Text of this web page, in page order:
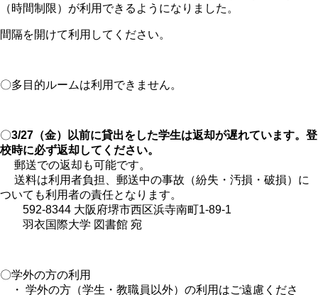
（時間制限）が利用できるようになりました。
間隔を開けて利用してください。
〇多目的ルームは利用できません。
〇3/27（金）以前に貸出をした学生は返却が遅れています。登
校時に必ず返却してください。
郵送での返却も可能です。
送料は利用者負担、郵送中の事故（紛失・汚損・破損）に
ついても利用者の責任となります。
592-8344 大阪府堺市西区浜寺南町1-89-1
羽衣国際大学 図書館 宛
〇学外の方の利用
・ 学外の方（学生・教職員以外）の利用はご遠慮くださ